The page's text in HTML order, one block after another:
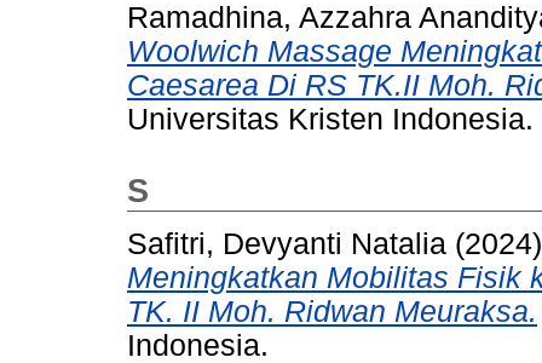
Ramadhina, Azzahra
Woolwich Massage
Caesarea Di RS TK.II Moh.
Universitas Kristen Indonesia.
S
Safitri, Devyanti Natalia
Meningkatkan Mobilitas Fisik
TK. II Moh. Ridwan Meuraksa.
Indonesia.